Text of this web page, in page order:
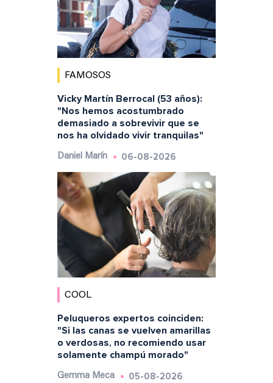
FAMOSOS
Vicky Martín Berrocal (53 años):
"Nos hemos acostumbrado
demasiado a sobrevivir que se
nos ha olvidado vivir tranquilas"
Daniel Marín 06-08-2026
COOL
Peluqueros expertos coinciden:
"Si las canas se vuelven amarillas
o verdosas, no recomiendo usar
solamente champú morado"
Gemma Meca 05-08-2026